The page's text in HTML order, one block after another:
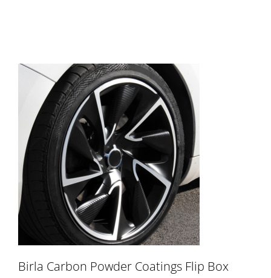
Birla Carbon Powder Coatings Flip Box